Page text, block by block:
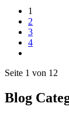
1
2
3
4
Seite 1 von 12
Blog